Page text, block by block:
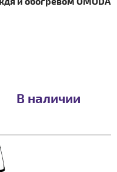
В наличии